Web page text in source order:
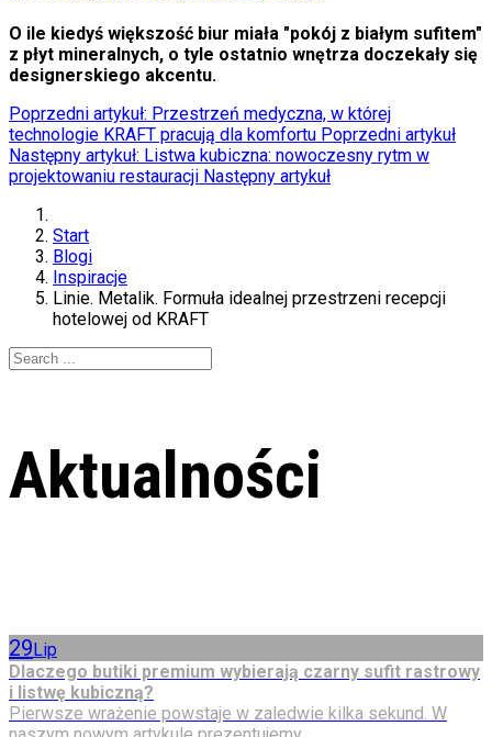
O ile kiedyś większość biur miała "pokój z białym sufitem"
z płyt mineralnych, o tyle ostatnio wnętrza doczekały się
designerskiego akcentu.
Poprzedni artykuł: Przestrzeń medyczna, w której
technologie KRAFT pracują dla komfortu Poprzedni artykuł
Następny artykuł: Listwa kubiczna: nowoczesny rytm w
projektowaniu restauracji Następny artykuł
Start
Blogi
Inspiracje
Linie. Metalik. Formuła idealnej przestrzeni recepcji
hotelowej od KRAFT
Aktualności
29Lip
Dlaczego butiki premium wybierają czarny sufit rastrowy
i listwę kubiczną?
Pierwsze wrażenie powstaje w zaledwie kilka sekund. W